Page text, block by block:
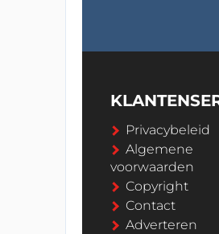
Privacybeleid
Algemene
voorwaarden
Copyright
Contact
Adverteren